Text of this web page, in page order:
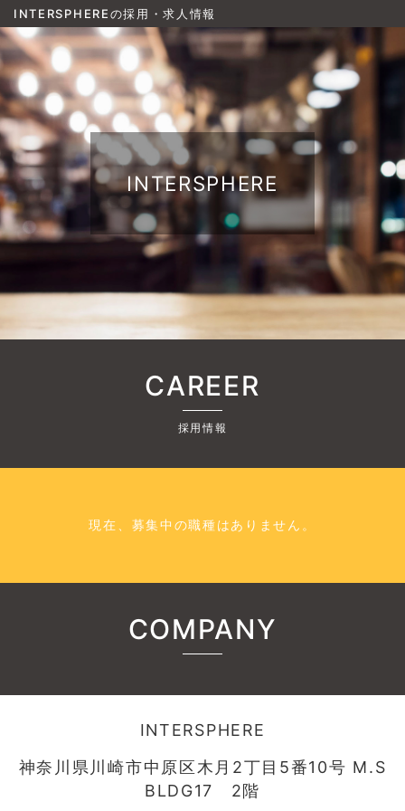
INTERSPHEREの採用・求人情報
INTERSPHERE
CAREER
採用情報
現在、募集中の職種はありません。
COMPANY
INTERSPHERE
神奈川県川崎市中原区木月2丁目5番10号 M.S
BLDG17 2階